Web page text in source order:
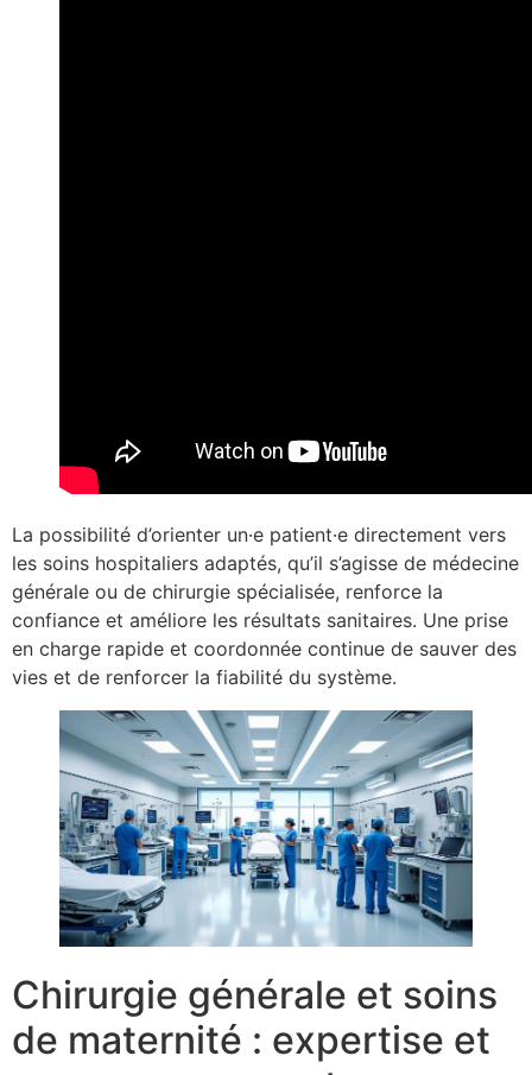
La possibilité d’orienter un·e patient·e directement vers
les soins hospitaliers adaptés, qu’il s’agisse de médecine
générale ou de chirurgie spécialisée, renforce la
confiance et améliore les résultats sanitaires. Une prise
en charge rapide et coordonnée continue de sauver des
vies et de renforcer la fiabilité du système.
Chirurgie générale et soins
de maternité : expertise et